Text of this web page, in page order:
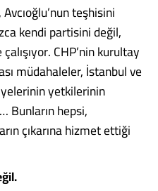
teşhisini
kendi partisini değil,
CHP’nin kurultay
müdahaleler, İstanbul ve
yetkilerinin
Bunların hepsi,
çıkarına hizmet ettiği